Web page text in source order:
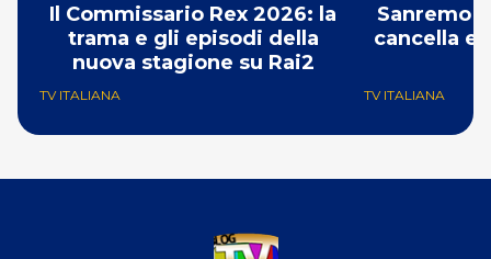
Il Commissario Rex 2026: la
trama e gli episodi della
nuova stagione su Rai2
TV ITALIANA
Sanremo
cancella e
TV ITALIANA